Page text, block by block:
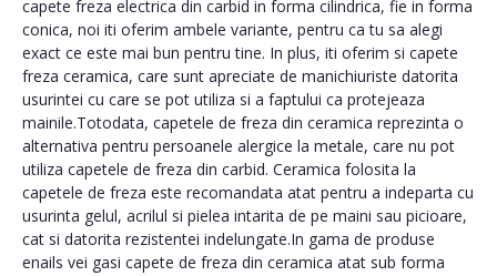
capete freza electrica din carbid in forma cilindrica, fie in forma
conica, noi iti oferim ambele variante, pentru ca tu sa alegi
exact ce este mai bun pentru tine. In plus, iti oferim si capete
freza ceramica, care sunt apreciate de manichiuriste datorita
usurintei cu care se pot utiliza si a faptului ca protejeaza
mainile.Totodata, capetele de freza din ceramica reprezinta o
alternativa pentru persoanele alergice la metale, care nu pot
utiliza capetele de freza din carbid. Ceramica folosita la
capetele de freza este recomandata atat pentru a indeparta cu
usurinta gelul, acrilul si pielea intarita de pe maini sau picioare,
cat si datorita rezistentei indelungate.In gama de produse
enails vei gasi capete de freza din ceramica atat sub forma